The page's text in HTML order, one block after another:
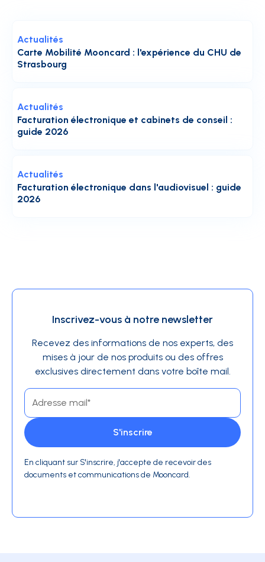
Carte Mobilité Mooncard : l'expérience du CHU de
Strasbourg
Actualités
Facturation électronique et cabinets de conseil :
guide 2026
Actualités
Facturation électronique dans l'audiovisuel : guide
2026
Actualités
Inscrivez-vous à notre newsletter
Recevez des informations de nos experts, des
mises à jour de nos produits ou des offres
exclusives directement dans votre boîte mail.
En cliquant sur S'inscrire, j'accepte de recevoir des
documents et communications de Mooncard.